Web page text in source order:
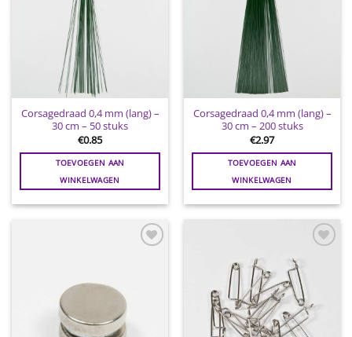
Corsagedraad 0,4 mm (lang) –
30 cm – 50 stuks
€0.85
TOEVOEGEN AAN
WINKELWAGEN
Corsagedraad 0,4 mm (lang) –
30 cm – 200 stuks
€2.97
TOEVOEGEN AAN
WINKELWAGEN
Toevoegen
wenslijst